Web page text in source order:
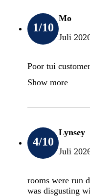
1/10
Mo
Juli
Poor tui
Show more
4/10
Lynsey
Juli
rooms were run
was disgusting